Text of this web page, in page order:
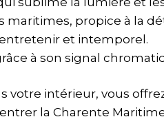
maritimes, propice à la
et intemporel.
à son signal
votre intérieur, vous
la Charente